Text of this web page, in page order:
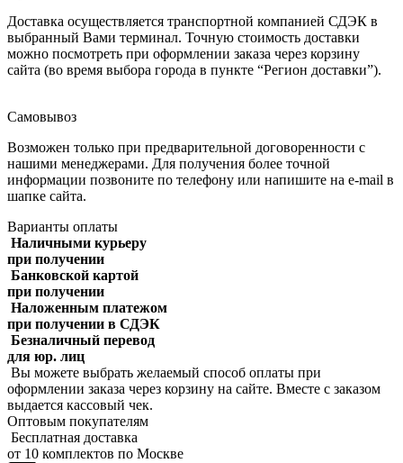
Доставка осуществляется транспортной компанией СДЭК в
выбранный Вами терминал. Точную стоимость доставки
можно посмотреть при оформлении заказа через корзину
сайта (во время выбора города в пункте “Регион доставки”).
Самовывоз
Возможен только при предварительной договоренности с
нашими менеджерами. Для получения более точной
информации позвоните по телефону или напишите на e-mail в
шапке сайта.
Варианты оплаты
Наличными курьеру
при получении
Банковской картой
при получении
Наложенным платежом
при получении в СДЭК
Безналичный перевод
для юр. лиц
Вы можете выбрать желаемый способ оплаты при
оформлении заказа через корзину на сайте. Вместе с заказом
выдается кассовый чек.
Оптовым покупателям
Бесплатная доставка
от 10 комплектов по Москве